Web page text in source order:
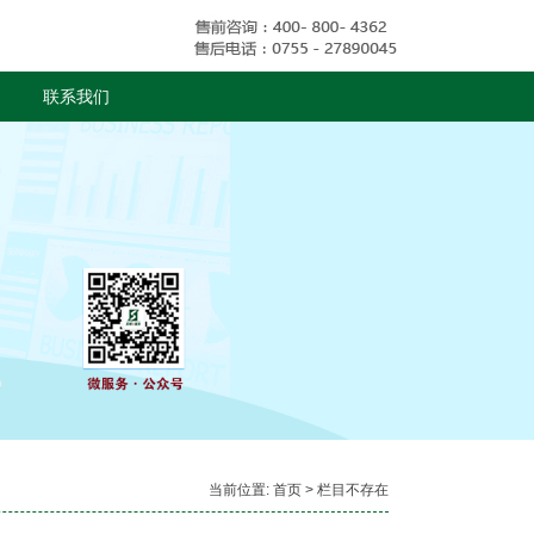
联系我们
当前位置: 首页 > 栏目不存在